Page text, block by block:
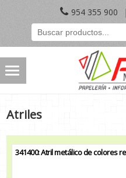
954 355 900 |
Atriles
341400: Atril metálico de colores